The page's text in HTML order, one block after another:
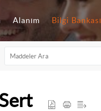
Alanım Bilgi Bankası